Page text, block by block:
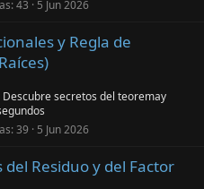
43 5 Jun 2026
y Regla de
secretos del teoremay
39 5 Jun 2026
del Residuo y del Factor